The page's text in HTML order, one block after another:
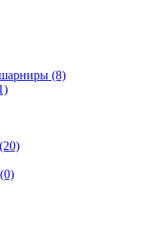
(8)
(20)
(0)